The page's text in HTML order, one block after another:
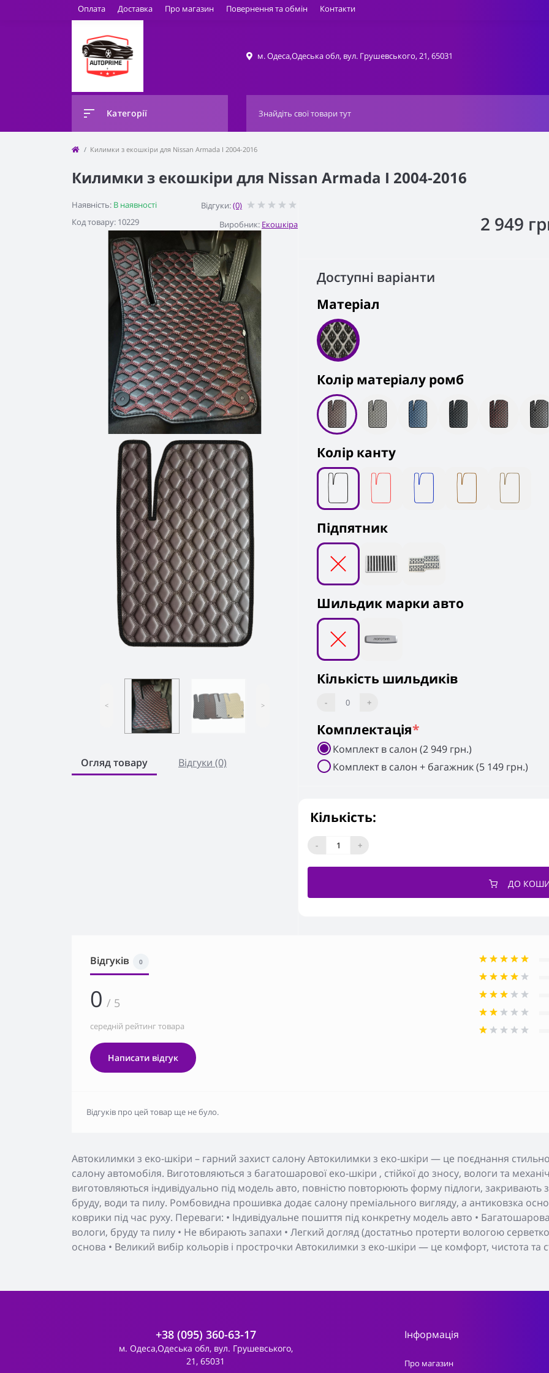
Оплата Доставка Про магазин Повернення та обмін Контакти
м. Одеса,Одеська обл, вул. Грушевського, 21, 65031
Категорії
Килимки з екошкіри для Nissan Armada I 2004-2016
Килимки з екошкіри для Nissan Armada I 2004-2016
Наявність: В наявності
Код товару: 10229
Відгуки:(0)
Виробник: Екошкіра
< >
Огляд товару Відгуки (0)
2 949
Доступні варіанти
Матеріал
Колiр матеріалу ромб
Колір канту
Підпятник
Шильдик марки авто
Кількість шильдиків
- 0 +
Комплектація*
Комплект в салон (2 949 грн.)
Комплект в салон + багажник (5 149 грн.)
Кількість:
- +
ДО
Автокилимки з еко-шкіри – гарний захист салону Автокилимки з еко-шкіри — це поєднання
салону автомобіля. Виготовляються з багатошарової еко-шкіри , стійкої до зносу, вологи та
виготовляються індивідуально під модель авто, повністю повторюють форму підлоги, закривають
бруду, води та пилу. Ромбовидна прошивка додає салону преміального вигляду, а антиковзка
коврики під час руху. Переваги: • Індивідуальне пошиття під конкретну модель авто •
вологи, бруду та пилу • Не вбирають запахи • Легкий догляд (достатньо протерти вологою
основа • Великий вибір кольорів і прострочки Автокилимки з еко-шкіри — це комфорт, чистота та
Відгуків 0
0 / 5
середній рейтинг товара
Написати відгук
Відгуків про цей товар ще не було.
+38 (095) 360-63-17
м. Одеса,Одеська обл, вул. Грушевського,
21, 65031
Інформація
Про магазин